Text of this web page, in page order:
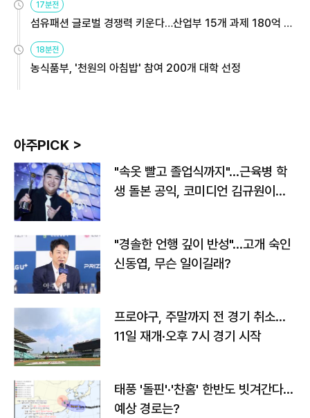
17분전
섬유패션 글로벌 경쟁력 키운다…산업부 15개 과제 180억 지
원
18분전
농식품부, '천원의 아침밥' 참여 200개 대학 선정
아주PICK >
"속옷 빨고 졸업식까지"…근육병 학
생 돌본 공익, 코미디언 김규원이었
"경솔한 언행 깊이 반성"…고개 숙인
신동엽, 무슨 일이길래?
프로야구, 주말까지 전 경기 취소…
11일 재개·오후 7시 경기 시작
태풍 '돌핀'·'찬홈' 한반도 빗겨간다…
예상 경로는?